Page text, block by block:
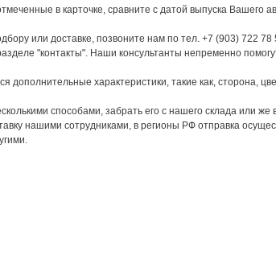
в карточке, сравните с датой выпуска Вашего
или доставке, позвоните нам по тел. +7 (903) 722 78
"контакты". Наши консультанты непременно
дополнительные характеристики, такие как, сторона,
способами, забрать его с нашего склада или же
нашими сотрудниками, в регионы РФ отправка